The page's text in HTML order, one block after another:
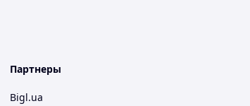
Партнеры
Bigl.ua